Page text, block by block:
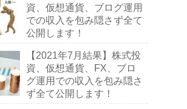
資、仮想通貨、ブログ運用
での収入を包み隠さず全て
公開します！
【2021年7月結果】株式投
資、仮想通貨、FX、ブロ
グ運用での収入を包み隠さ
ず全て公開します！